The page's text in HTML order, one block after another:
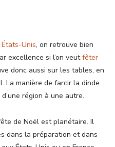
Unis, on retrouve bien
excellence si l’on veutfêter
donc aussi sur les tables, en
La manière de farcir la dinde
région à une autre.
de Noël est planétaire. Il
dans la préparation et dans